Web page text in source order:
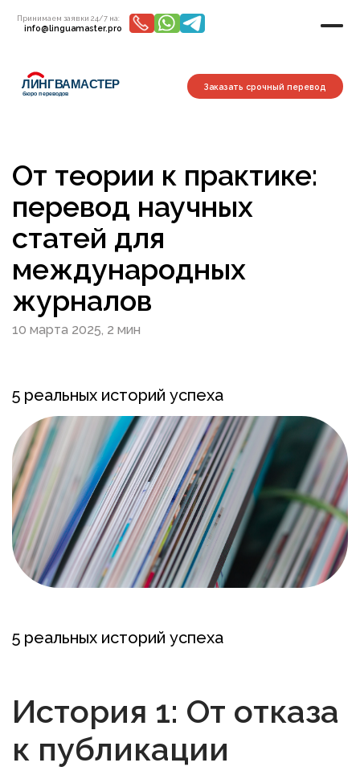
Принимаем заявки 24/7 на:
info@linguamaster.pro
Заказать срочный перевод
От теории к практике:
перевод научных
статей для
международных
журналов
10 марта 2025, 2 мин
5 реальных историй успеха
5 реальных историй успеха
История 1: От отказа
к публикации